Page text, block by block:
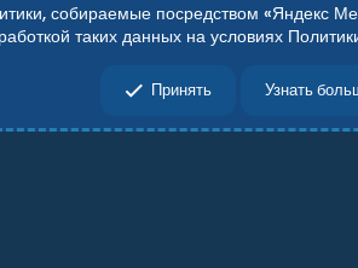
S
собираемые посредством «Яндекс
таких данных на условиях
Принять Узнать